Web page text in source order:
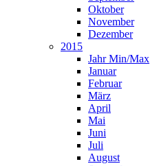
Oktober
November
Dezember
2015
Jahr Min/Max
Januar
Februar
März
April
Mai
Juni
Juli
August